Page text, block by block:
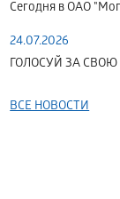
Сегодня в ОАО
24.07.2026
ГОЛОСУЙ ЗА
ВСЕ НОВОСТИ